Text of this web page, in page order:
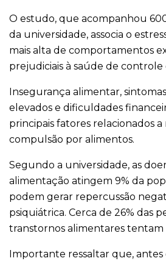
O estudo, que acompanhou
da universidade, associa o
mais alta de comportamentos
prejudiciais à saúde de controle
Insegurança alimentar,
elevados e dificuldades
principais fatores relacionados a
compulsão por alimentos.
Segundo a universidade, as
alimentação atingem 9% da
podem gerar repercussão
psiquiátrica. Cerca de 26% das
transtornos alimentares tentam
Importante ressaltar que, antes